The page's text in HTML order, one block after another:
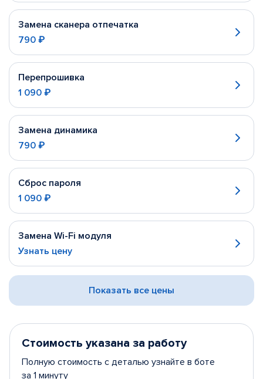
Замена сканера отпечатка
790 ₽
Перепрошивка
1 090 ₽
Замена динамика
790 ₽
Сброс пароля
1 090 ₽
Замена Wi-Fi модуля
Узнать цену
Показать все цены
Стоимость указана за работу
Полную стоимость с деталью узнайте в боте
за 1 минуту